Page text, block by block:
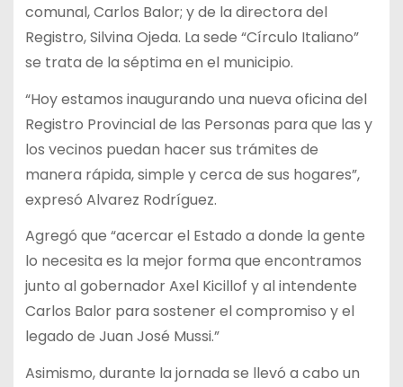
comunal, Carlos Balor; y de la directora del
Registro, Silvina Ojeda. La sede “Círculo Italiano”
se trata de la séptima en el municipio.
“Hoy estamos inaugurando una nueva oficina del
Registro Provincial de las Personas para que las y
los vecinos puedan hacer sus trámites de
manera rápida, simple y cerca de sus hogares”,
expresó Alvarez Rodríguez.
Agregó que “acercar el Estado a donde la gente
lo necesita es la mejor forma que encontramos
junto al gobernador Axel Kicillof y al intendente
Carlos Balor para sostener el compromiso y el
legado de Juan José Mussi.”
Asimismo, durante la jornada se llevó a cabo un